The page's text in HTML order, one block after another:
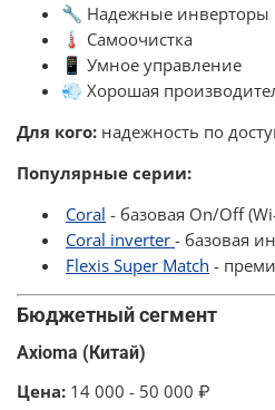
🔧 Надежные инверторы
🌡️ Самоочистка
📱 Умное управление
💨 Хорошая
Для кого: надежность по
Популярные серии:
Coral - базовая On/Off
Coral inverter- базовая
Flexis Super Match -
Бюджетный сегмент
Axioma (Китай)
Цена: 14 000 - 50 000 ₽